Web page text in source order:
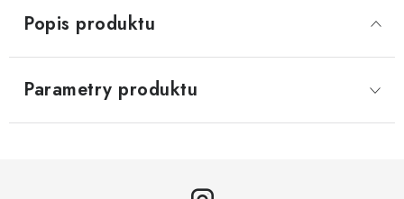
Popis produktu
Parametry produktu